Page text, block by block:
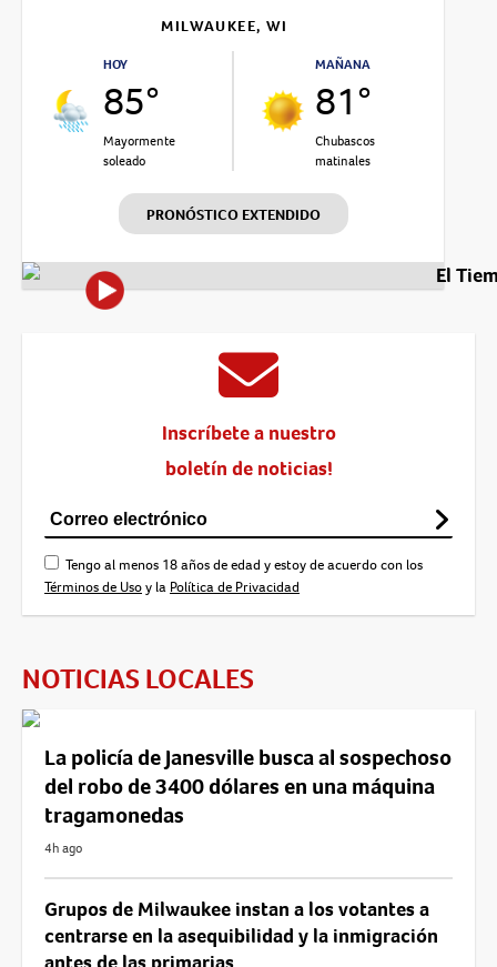
MILWAUKEE, WI
HOY
85°
Mayormente
soleado
MAÑANA
81°
Chubascos
matinales
PRONÓSTICO EXTENDIDO
El
Inscríbete a nuestro
boletín de noticias!
Tengo al menos 18 años de edad y estoy de acuerdo con los
Términos de Usoy la Política de Privacidad
NOTICIAS LOCALES
La policía de Janesville busca al sospechoso
del robo de 3400 dólares en una máquina
tragamonedas
4h ago
Grupos de Milwaukee instan a los votantes a
centrarse en la asequibilidad y la inmigración